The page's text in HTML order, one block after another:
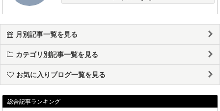
月別記事一覧を見る
カテゴリ別記事一覧を見る
お気に入りブログ一覧を見る
総合記事ランキング